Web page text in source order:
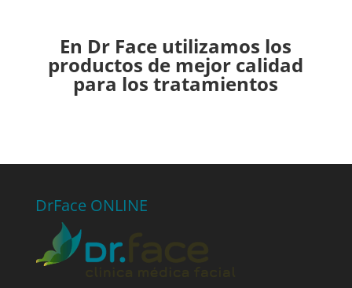
En Dr Face utilizamos los
productos de mejor calidad
para los tratamientos
DrFace ONLINE